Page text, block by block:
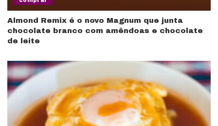
Almond Remix é o novo Magnum que junta
chocolate branco com amêndoas e chocolate
de leite